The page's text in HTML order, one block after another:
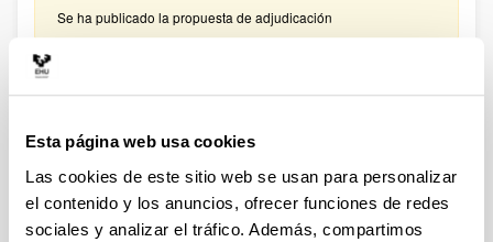
Esta página web usa cookies
Las cookies de este sitio web se usan para personalizar
el contenido y los anuncios, ofrecer funciones de redes
sociales y analizar el tráfico. Además, compartimos
Se ha publicado la propuesta de adjudicación
PIFG22/04: “Síntesis y caracterización de microcápsulas
poliméricas biodegradables”
10/08/2022 23:59)
Se ha publicado la propuesta de adjudicación
PIFG22/09: “Diseño e implementación de sistemas de